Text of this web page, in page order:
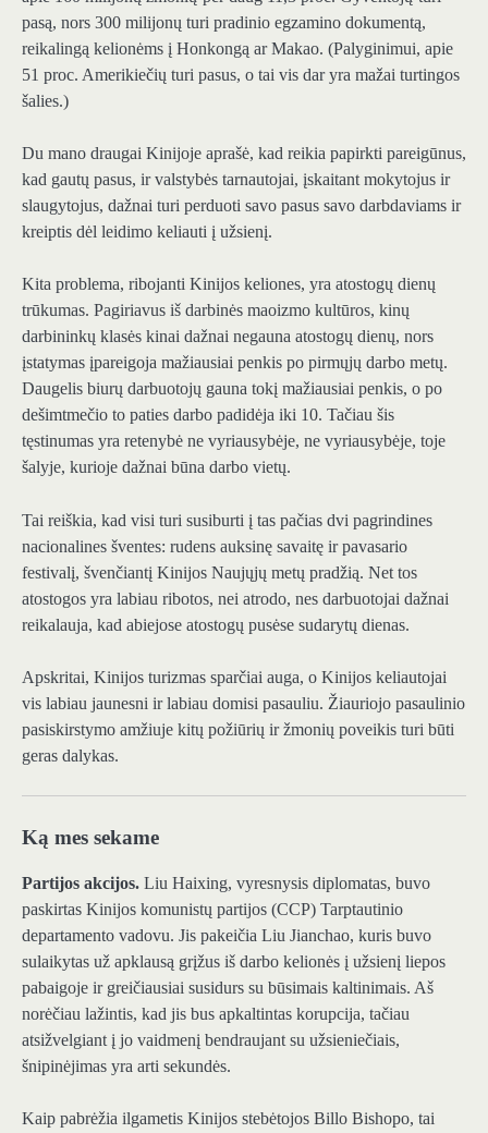
pasą, nors 300 milijonų turi pradinio egzamino dokumentą,
reikalingą kelionėms į Honkongą ar Makao. (Palyginimui, apie
51 proc. Amerikiečių turi pasus, o tai vis dar yra mažai turtingos
šalies.)
Du mano draugai Kinijoje aprašė, kad reikia papirkti pareigūnus,
kad gautų pasus, ir valstybės tarnautojai, įskaitant mokytojus ir
slaugytojus, dažnai turi perduoti savo pasus savo darbdaviams ir
kreiptis dėl leidimo keliauti į užsienį.
Kita problema, ribojanti Kinijos keliones, yra atostogų dienų
trūkumas. Pagiriavus iš darbinės maoizmo kultūros, kinų
darbininkų klasės kinai dažnai negauna atostogų dienų, nors
įstatymas įpareigoja mažiausiai penkis po pirmųjų darbo metų.
Daugelis biurų darbuotojų gauna tokį mažiausiai penkis, o po
dešimtmečio to paties darbo padidėja iki 10. Tačiau šis
tęstinumas yra retenybė ne vyriausybėje, ne vyriausybėje, toje
šalyje, kurioje dažnai būna darbo vietų.
Tai reiškia, kad visi turi susiburti į tas pačias dvi pagrindines
nacionalines šventes: rudens auksinę savaitę ir pavasario
festivalį, švenčiantį Kinijos Naujųjų metų pradžią. Net tos
atostogos yra labiau ribotos, nei atrodo, nes darbuotojai dažnai
reikalauja, kad abiejose atostogų pusėse sudarytų dienas.
Apskritai, Kinijos turizmas sparčiai auga, o Kinijos keliautojai
vis labiau jaunesni ir labiau domisi pasauliu. Žiauriojo pasaulinio
pasiskirstymo amžiuje kitų požiūrių ir žmonių poveikis turi būti
geras dalykas.
Ką mes sekame
Partijos akcijos. Liu Haixing, vyresnysis diplomatas, buvo
paskirtas Kinijos komunistų partijos (CCP) Tarptautinio
departamento vadovu. Jis pakeičia Liu Jianchao, kuris buvo
sulaikytas už apklausą grįžus iš darbo kelionės į užsienį liepos
pabaigoje ir greičiausiai susidurs su būsimais kaltinimais. Aš
norėčiau lažintis, kad jis bus apkaltintas korupcija, tačiau
atsižvelgiant į jo vaidmenį bendraujant su užsieniečiais,
šnipinėjimas yra arti sekundės.
Kaip pabrėžia ilgametis Kinijos stebėtojos Billo Bishopo, tai